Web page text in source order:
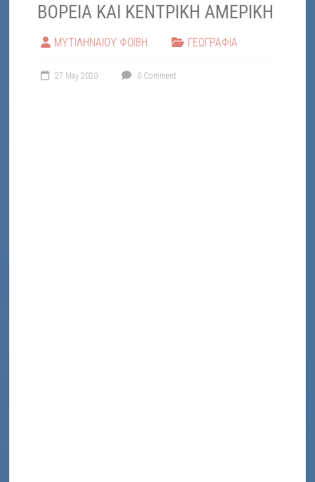
ΒΟΡΕΙΑ ΚΑΙ ΚΕΝΤΡΙΚΗ ΑΜΕΡΙΚΗ
ΜΥΤΙΛΗΝΑΙΟΥ ΦΟΙΒΗ ΓΕΩΓΡΑΦΙΑ
27 May 2020 0 Comment